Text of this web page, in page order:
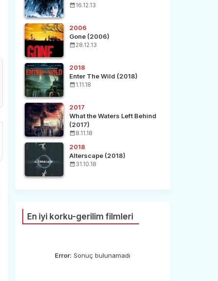
16.12.13
2006
Gone (2006)
28.12.13
2018
Enter The Wild (2018)
1.11.18
2017
What the Waters Left Behind
(2017)
8.11.18
2018
Alterscape (2018)
31.10.18
En iyi korku-gerilim filmleri
Error: Sonuç bulunamadı